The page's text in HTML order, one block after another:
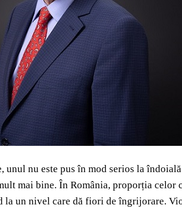
unul nu este pus în mod serios la
mai bine. În România, proporția celor
un nivel care dă fiori de îngrijorare.